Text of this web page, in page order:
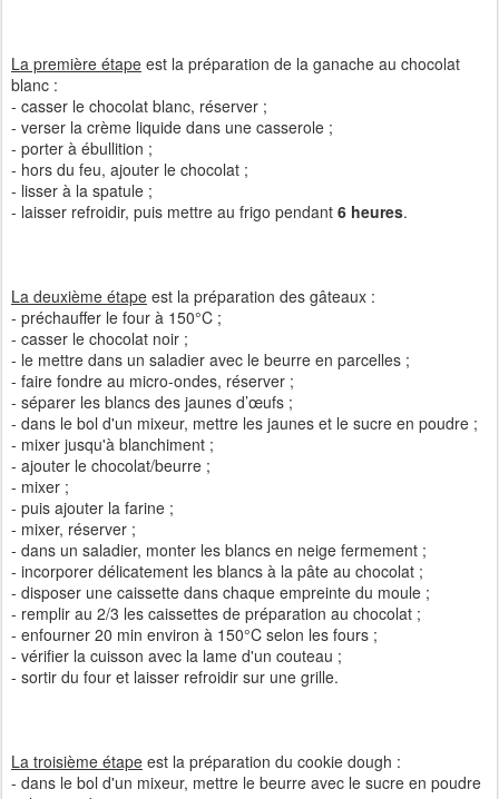
La première étape est la préparation de la ganache au chocolat
blanc :
- casser le chocolat blanc, réserver ;
- verser la crème liquide dans une casserole ;
- porter à ébullition ;
- hors du feu, ajouter le chocolat ;
- lisser à la spatule ;
- laisser refroidir, puis mettre au frigo pendant 6 heures.
La deuxième étape est la préparation des gâteaux :
- préchauffer le four à 150°C ;
- casser le chocolat noir ;
- le mettre dans un saladier avec le beurre en parcelles ;
- faire fondre au micro-ondes, réserver ;
- séparer les blancs des jaunes d’œufs ;
- dans le bol d'un mixeur, mettre les jaunes et le sucre en poudre ;
- mixer jusqu'à blanchiment ;
- ajouter le chocolat/beurre ;
- mixer ;
- puis ajouter la farine ;
- mixer, réserver ;
- dans un saladier, monter les blancs en neige fermement ;
- incorporer délicatement les blancs à la pâte au chocolat ;
- disposer une caissette dans chaque empreinte du moule ;
- remplir au 2/3 les caissettes de préparation au chocolat ;
- enfourner 20 min environ à 150°C selon les fours ;
- vérifier la cuisson avec la lame d'un couteau ;
- sortir du four et laisser refroidir sur une grille.
La troisième étape est la préparation du cookie dough :
- dans le bol d'un mixeur, mettre le beurre avec le sucre en poudre